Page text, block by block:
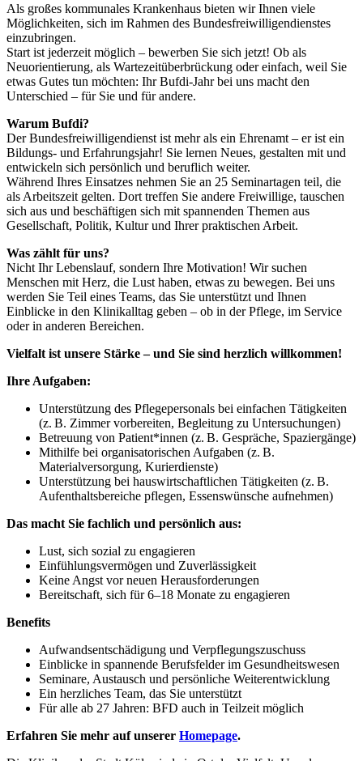
Als großes kommunales Krankenhaus bieten wir Ihnen viele
Möglichkeiten, sich im Rahmen des Bundesfreiwilligendienstes
einzubringen.
Start ist jederzeit möglich – bewerben Sie sich jetzt! Ob als
Neuorientierung, als Wartezeitüberbrückung oder einfach, weil Sie
etwas Gutes tun möchten: Ihr Bufdi-Jahr bei uns macht den
Unterschied – für Sie und für andere.
Warum Bufdi?
Der Bundesfreiwilligendienst ist mehr als ein Ehrenamt – er ist ein
Bildungs- und Erfahrungsjahr! Sie lernen Neues, gestalten mit und
entwickeln sich persönlich und beruflich weiter.
Während Ihres Einsatzes nehmen Sie an 25 Seminartagen teil, die
als Arbeitszeit gelten. Dort treffen Sie andere Freiwillige, tauschen
sich aus und beschäftigen sich mit spannenden Themen aus
Gesellschaft, Politik, Kultur und Ihrer praktischen Arbeit.
Was zählt für uns?
Nicht Ihr Lebenslauf, sondern Ihre Motivation! Wir suchen
Menschen mit Herz, die Lust haben, etwas zu bewegen. Bei uns
werden Sie Teil eines Teams, das Sie unterstützt und Ihnen
Einblicke in den Klinikalltag geben – ob in der Pflege, im Service
oder in anderen Bereichen.
Vielfalt ist unsere Stärke – und Sie sind herzlich willkommen!
Ihre Aufgaben:
Unterstützung des Pflegepersonals bei einfachen Tätigkeiten
(z. B. Zimmer vorbereiten, Begleitung zu Untersuchungen)
Betreuung von Patient*innen (z. B. Gespräche, Spaziergänge)
Mithilfe bei organisatorischen Aufgaben (z. B.
Materialversorgung, Kurierdienste)
Unterstützung bei hauswirtschaftlichen Tätigkeiten (z. B.
Aufenthaltsbereiche pflegen, Essenswünsche aufnehmen)
Das macht Sie fachlich und persönlich aus:
Lust, sich sozial zu engagieren
Einfühlungsvermögen und Zuverlässigkeit
Keine Angst vor neuen Herausforderungen
Bereitschaft, sich für 6–18 Monate zu engagieren
Benefits
Aufwandsentschädigung und Verpflegungszuschuss
Einblicke in spannende Berufsfelder im Gesundheitswesen
Seminare, Austausch und persönliche Weiterentwicklung
Ein herzliches Team, das Sie unterstützt
Für alle ab 27 Jahren: BFD auch in Teilzeit möglich
Erfahren Sie mehr auf unserer Homepage.